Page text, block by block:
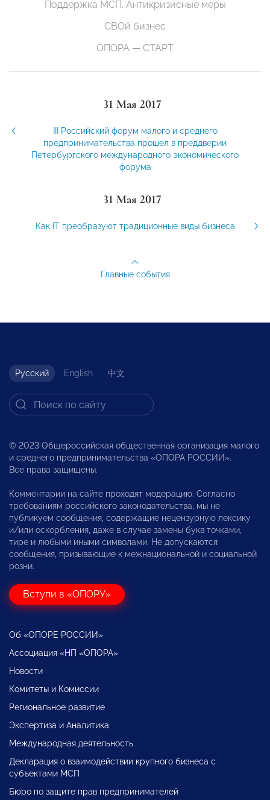
Поддержка МСП. Антикризисные меры
СВОй бизнес
ОПОРА — СТАРТ
31 Мая 2017
III Российский форум малого и среднего
предпринимательства прошел в преддверии
Петербургского международного экономического
форума
31 Мая 2017
Как IT преобразуют традиционные виды бизнеса
Главные события
Русский English 中文
© 2023 Общероссийская общественная организация малого
и среднего предпринимательства «ОПОРА РОССИИ».
Все права защищены.
Комментарии на сайте проходят модерацию. Согласно
требованиям российского законодательства, мы не
публикуем сообщения, содержащие нецензурную лексику
и/или оскорбления, даже в случае замены букв точками,
тире и любыми иными символами. Не допускаются
сообщения, призывающие к межнациональной и социальной
розни.
Вступи в «ОПОРУ»
Об «ОПОРЕ РОССИИ»
Ассоциация «НП «ОПОРА»
Новости
Комитеты и Комиссии
Региональное развитие
Экспертиза и Аналитика
Международная деятельность
Декларация о взаимодействии крупного бизнеса с
субъектами МСП
Бюро по защите прав предпринимателей